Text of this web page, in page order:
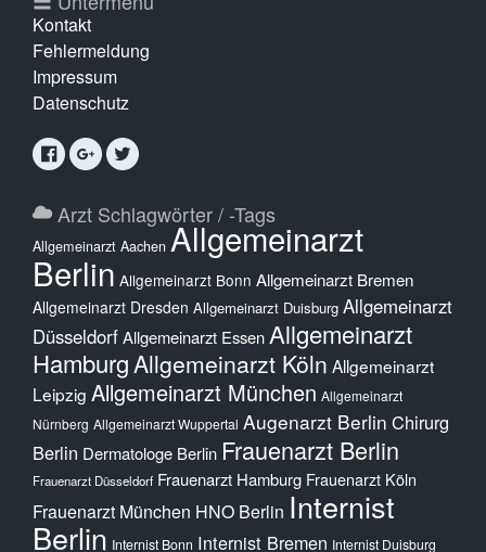
Kontakt
Fehlermeldung
Impressum
Datenschutz
Arzt Schlagwörter / -Tags
Allgemeinarzt Aachen Allgemeinarzt
Berlin Allgemeinarzt Bonn Allgemeinarzt Bremen
Allgemeinarzt Dresden Allgemeinarzt Duisburg Allgemeinarzt
DüsseldorfAllgemeinarzt Essen Allgemeinarzt
HamburgAllgemeinarzt Köln Allgemeinarzt
Leipzig Allgemeinarzt München Allgemeinarzt
Nürnberg Allgemeinarzt Wuppertal Augenarzt Berlin Chirurg
Berlin Dermatologe Berlin Frauenarzt Berlin
Frauenarzt Düsseldorf Frauenarzt Hamburg Frauenarzt Köln
Frauenarzt München HNO Berlin Internist
Berlin Internist Bonn Internist Bremen Internist Duisburg